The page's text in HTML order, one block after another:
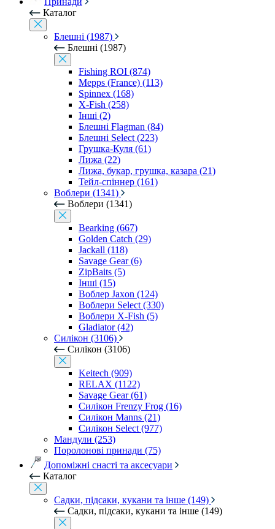
Каталог
Блешні (1987)
Блешні (1987)
Fishing ROI (874)
Mepps (France) (113)
Spinnex (168)
X-Fish (258)
Інші (2)
Блешні Flagman (84)
Блешні Select (223)
Грушка-Куля (61)
Лижа (22)
Лижа, букар, грушка, казара (21)
Тейл-спіннер (161)
Воблери (1341)
Воблери (1341)
Bearking (667)
Golden Catch (29)
Jackall (118)
Savage Gear (6)
ZipBaits (5)
Інші (15)
Воблер Jaxon (124)
Воблери Select (330)
Воблери X-Fish (5)
Gladiator (42)
Силікон (3106)
Силікон (3106)
Keitech (909)
RELAX (1122)
Savage Gear (61)
Силікон Frenzy Frog (16)
Силікон Manns (21)
Силікон Select (977)
Мандули (253)
Поролонові принади (75)
Допоміжні снасті та аксесуари
Каталог
Садки, підсаки, кукани та інше (149)
Садки, підсаки, кукани та інше (149)